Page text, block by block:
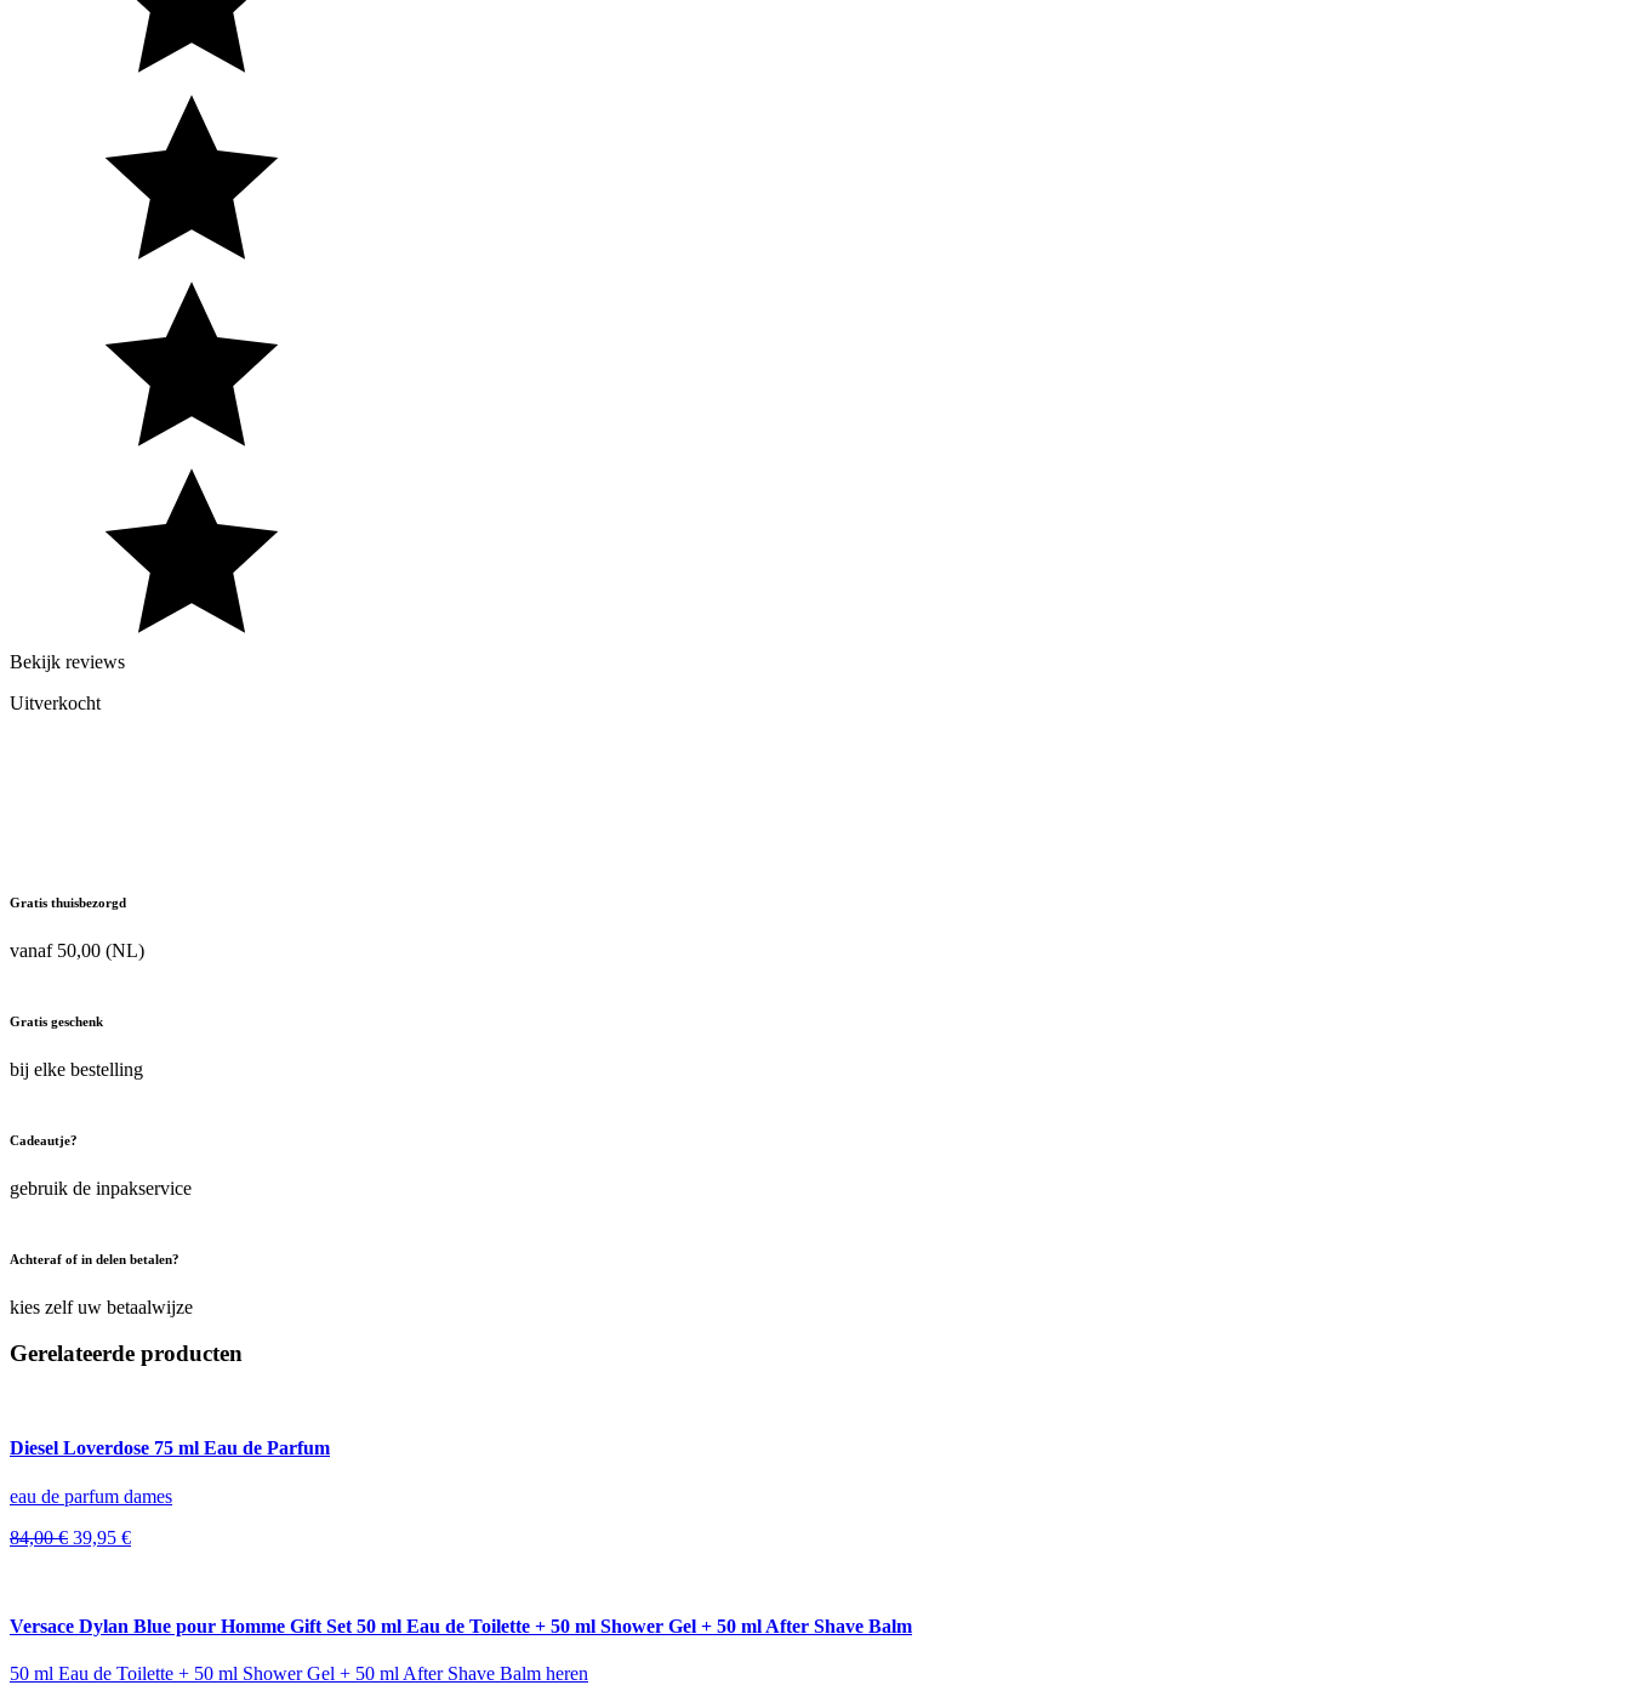
Bekijk reviews
Uitverkocht
Gratis thuisbezorgd
vanaf 50,00 (NL)
Gratis geschenk
bij elke bestelling
Cadeautje?
gebruik de inpakservice
Achteraf of in delen betalen?
kies zelf uw betaalwijze
Gerelateerde producten
Diesel Loverdose 75 ml Eau de Parfum
eau de parfum dames
84,00€ Oorspronkelijke
39,95 €Huidige
Versace Dylan Blue pour Homme Gift Set 50 ml Eau de Toilette + 50 ml Shower Gel + 50 ml After Shave Balm
50 ml Eau de Toilette + 50 ml Shower Gel + 50 ml After Shave Balm heren